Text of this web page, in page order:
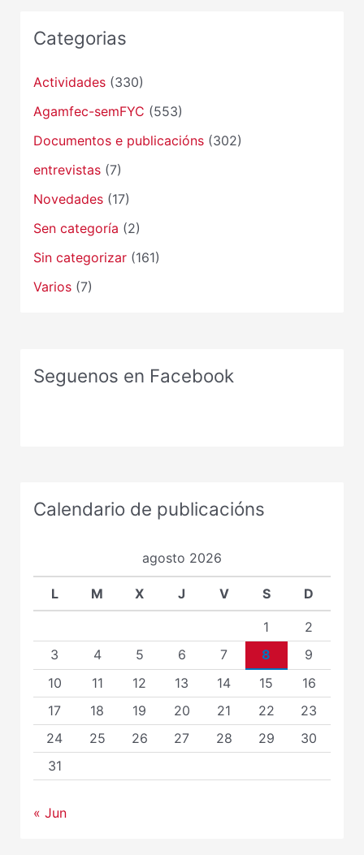
Categorias
Actividades(330)
Agamfec-semFYC (553)
Documentos e publicacións(302)
entrevistas(7)
Novedades(17)
Sen categoría (2)
Sin categorizar(161)
Varios(7)
Seguenos en Facebook
Calendario de publicacións
agosto 2026
L M X J V S D
1
2
3
4 5 6 7 8
9
10
11 12 13 14 15
16
17
18 19 20 21 22
23
24
25 26 27 28 29
30
31
« Jun